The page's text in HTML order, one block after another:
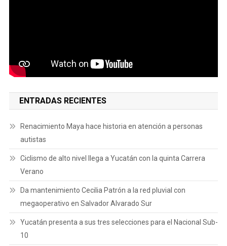
ENTRADAS RECIENTES
Renacimiento Maya hace historia en atención a personas
autistas
Ciclismo de alto nivel llega a Yucatán con la quinta Carrera
Verano
Da mantenimiento Cecilia Patrón a la red pluvial con
megaoperativo en Salvador Alvarado Sur
Yucatán presenta a sus tres selecciones para el Nacional Sub-
10